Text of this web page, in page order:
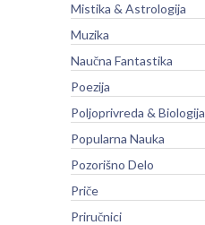
Mistika & Astrologija
Muzika
Naučna Fantastika
Poezija
Poljoprivreda & Biologija
Popularna Nauka
Pozorišno Delo
Priče
Priručnici